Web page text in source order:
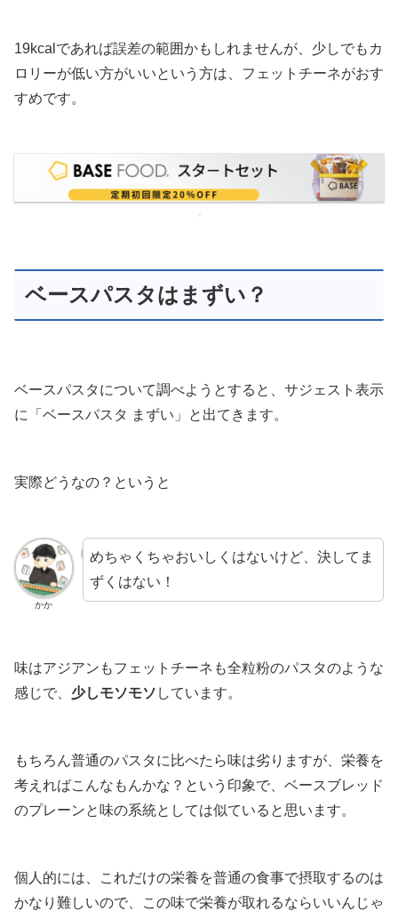
19kcalであれば誤差の範囲かもしれませんが、少しでもカ
ロリーが低い方がいいという方は、フェットチーネがおす
すめです。
ベースパスタはまずい？
ベースパスタについて調べようとすると、サジェスト表示
に「ベースパスタ まずい」と出てきます。
実際どうなの？というと
かか
めちゃくちゃおいしくはないけど、決してま
ずくはない！
味はアジアンもフェットチーネも全粒粉のパスタのような
感じで、 少しモソモソ しています。
もちろん普通のパスタに比べたら味は劣りますが、栄養を
考えればこんなもんかな？という印象で、ベースブレッド
のプレーンと味の系統としては似ていると思います。
個人的には、これだけの栄養を普通の食事で摂取するのは
かなり難しいので、この味で栄養が取れるならいいんじゃ